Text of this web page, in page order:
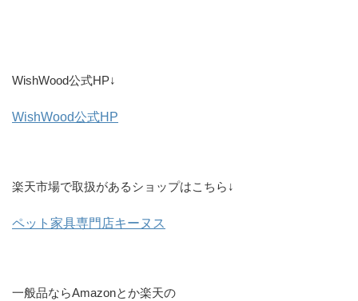
WishWood公式HP↓
WishWood公式HP
楽天市場で取扱があるショップはこちら↓
ペット家具専門店キーヌス
一般品ならAmazonとか楽天の